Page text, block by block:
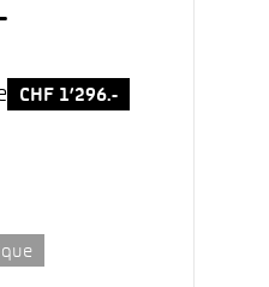
CHF 1’296.-